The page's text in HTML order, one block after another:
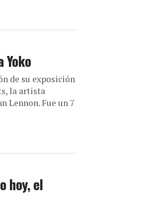
Yoko
de su exposición
la artista
Lennon. Fue un 7
hoy, el